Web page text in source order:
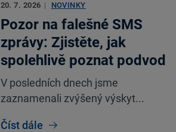
20. 7. 2026 | NOVINKY
Pozor na falešné SMS
zprávy: Zjistěte, jak
spolehlivě poznat podvod
V posledních dnech jsme
zaznamenali zvýšený výskyt...
Číst dále